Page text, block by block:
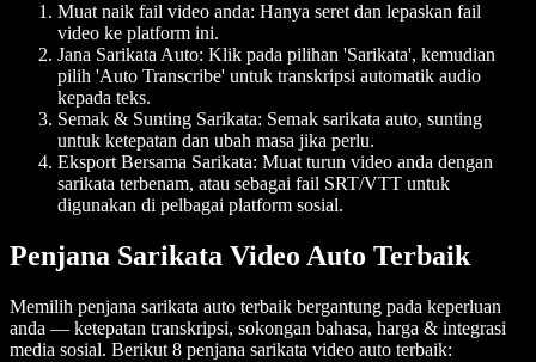
Muat naik fail video anda: Hanya seret dan lepaskan fail
video ke platform ini.
Jana Sarikata Auto: Klik pada pilihan 'Sarikata', kemudian
pilih 'Auto Transcribe' untuk transkripsi automatik audio
kepada teks.
Semak & Sunting Sarikata: Semak sarikata auto, sunting
untuk ketepatan dan ubah masa jika perlu.
Eksport Bersama Sarikata: Muat turun video anda dengan
sarikata terbenam, atau sebagai fail SRT/VTT untuk
digunakan di pelbagai platform sosial.
Penjana Sarikata Video Auto Terbaik
Memilih penjana sarikata auto terbaik bergantung pada keperluan
anda — ketepatan transkripsi, sokongan bahasa, harga & integrasi
media sosial. Berikut 8 penjana sarikata video auto terbaik: